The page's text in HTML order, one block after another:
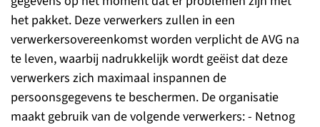
het pakket. Deze verwerkers zullen in een
verwerkersovereenkomst worden verplicht de AVG na
te leven, waarbij nadrukkelijk wordt geëist dat deze
verwerkers zich maximaal inspannen de
persoonsgegevens te beschermen. De organisatie
maakt gebruik van de volgende verwerkers: - Netnog